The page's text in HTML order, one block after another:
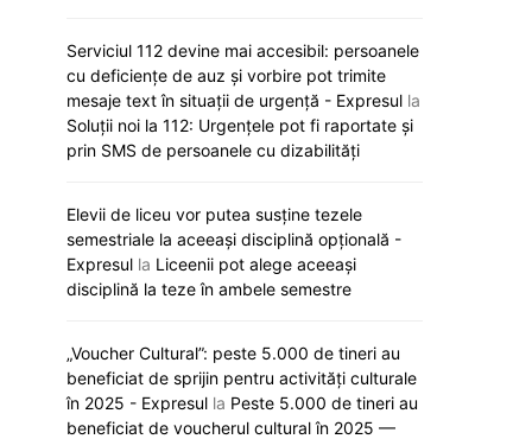
„Viva, Moldova!” răsună astăzi la
Eurovision: Satoshi intră primul în
concurs
Noi reguli de
universități. Ce
Serviciul 112 devine mai accesibil: persoanele
cu deficiențe de auz și vorbire pot trimite
mesaje text în situații de urgență - Expresul la
Soluții noi la 112: Urgențele pot fi raportate și
prin SMS de persoanele cu dizabilități
Elevii de liceu vor putea susține tezele
semestriale la aceeași disciplină opțională -
Expresul la Liceenii pot alege aceeași
disciplină la teze în ambele semestre
„Voucher Cultural”: peste 5.000 de tineri au
beneficiat de sprijin pentru activități culturale
în 2025 - Expresul la Peste 5.000 de tineri au
beneficiat de voucherul cultural în 2025 —